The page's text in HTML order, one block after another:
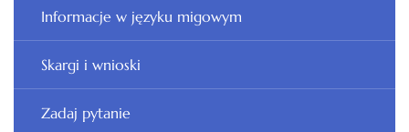
Informacje w języku migowym
Skargi i wnioski
Zadaj pytanie